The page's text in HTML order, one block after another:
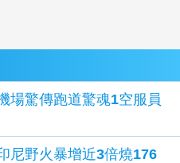
場驚傳跑道驚魂1空服員
尼野火暴增近3倍燒176